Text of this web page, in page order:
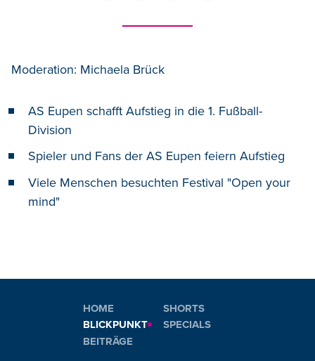
Moderation: Michaela Brück
AS Eupen schafft Aufstieg in die 1. Fußball-
Division
Spieler und Fans der AS Eupen feiern Aufstieg
Viele Menschen besuchten Festival "Open your
mind"
HOME
BLICKPUNKT
BEITRÄGE
SHORTS
SPECIALS